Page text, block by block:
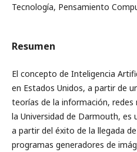
Tecnología, Pensamiento
Resumen
El concepto de Inteligencia
en Estados Unidos, a partir de
teorías de la información,
la Universidad de Darmouth,
a partir del éxito de la llegada
programas generadores de